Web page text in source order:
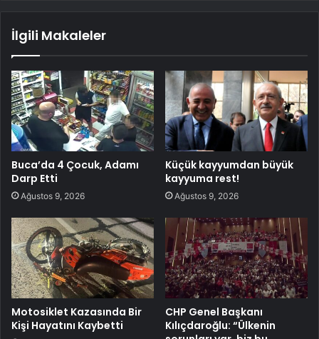
İlgili Makaleler
Buca’da 4 Çocuk, Adamı
Darp Etti
Ağustos 9, 2026
Küçük kayyumdan büyük
kayyuma rest!
Ağustos 9, 2026
Motosiklet Kazasında Bir
Kişi Hayatını Kaybetti
CHP Genel Başkanı
Kılıçdaroğlu: “Ülkenin